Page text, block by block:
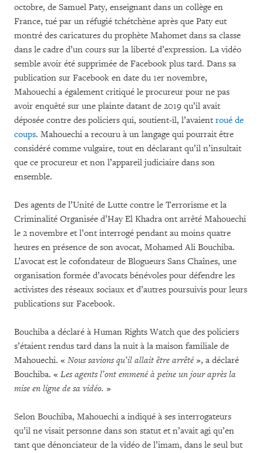
octobre, de Samuel Paty, enseignant dans un collège en
France, tué par un réfugié tchétchène après que Paty eut
montré des caricatures du prophète Mahomet dans sa classe
dans le cadre d’un cours sur la liberté d’expression. La vidéo
semble avoir été supprimée de Facebook plus tard. Dans sa
publication sur Facebook en date du 1er novembre,
Mahouechi a également critiqué le procureur pour ne pas
avoir enquêté sur une plainte datant de 2019 qu’il avait
déposée contre des policiers qui, soutient-il, l’avaient roué de
coups. Mahouechi a recouru à un langage qui pourrait être
considéré comme vulgaire, tout en déclarant qu’il n’insultait
que ce procureur et non l’appareil judiciaire dans son
ensemble.
Des agents de l’Unité de Lutte contre le Terrorisme et la
Criminalité Organisée d’Hay El Khadra ont arrêté Mahouechi
le 2 novembre et l’ont interrogé pendant au moins quatre
heures en présence de son avocat, Mohamed Ali Bouchiba.
L’avocat est le cofondateur de Blogueurs Sans Chaînes, une
organisation formée d’avocats bénévoles pour défendre les
activistes des réseaux sociaux et d’autres poursuivis pour leurs
publications sur Facebook.
Bouchiba a déclaré à Human Rights Watch que des policiers
s’étaient rendus tard dans la nuit à la maison familiale de
Mahouechi. « Nous savions qu’il allait être arrêté», a déclaré
Bouchiba. « Les agents l’ont emmené à peine un jour après la
mise en ligne de sa vidéo. »
Selon Bouchiba, Mahouechi a indiqué à ses interrogateurs
qu’il ne visait personne dans son statut et n’avait agi qu’en
tant que dénonciateur de la vidéo de l’imam, dans le seul but